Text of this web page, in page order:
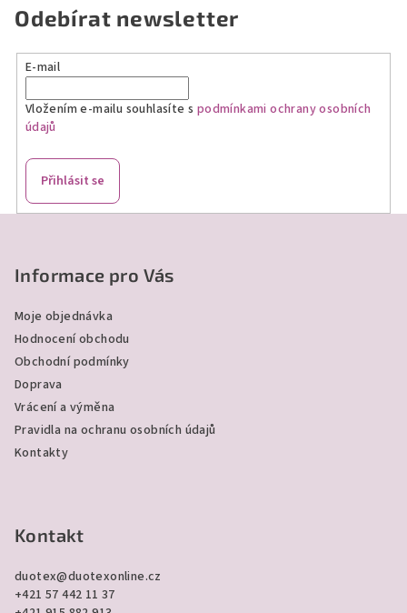
Odebírat newsletter
E-mail
Vložením e-mailu souhlasíte s podmínkami ochrany osobních
údajů
Přihlásit se
Informace pro Vás
Moje objednávka
Hodnocení obchodu
Obchodní podmínky
Doprava
Vrácení a výměna
Pravidla na ochranu osobních údajů
Kontakty
Kontakt
duotex@duotexonline.cz
+421 57 442 11 37